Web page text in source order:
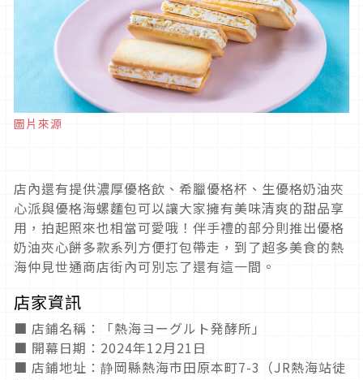
圖片來源
店內還有提供濃厚優格飲、希臘優格杯、生優格奶油夾
心派與優格海螺麵包可以讓大家擁有美味清爽的甜品享
用，拍起照來也相當可愛哦！伴手禮的部分則推出優格
奶油夾心餅多款系列方便打包帶走，到了超多美食的熱
海仲見世通商店街內可別忘了還有這一間。
店家資訊
■ 店鋪名稱：「熱海ヨーグルト発酵所」
■ 開幕日期：2024年12月21日
■ 店鋪地址：静岡縣熱海市田原本町7-3（JR熱海站徒